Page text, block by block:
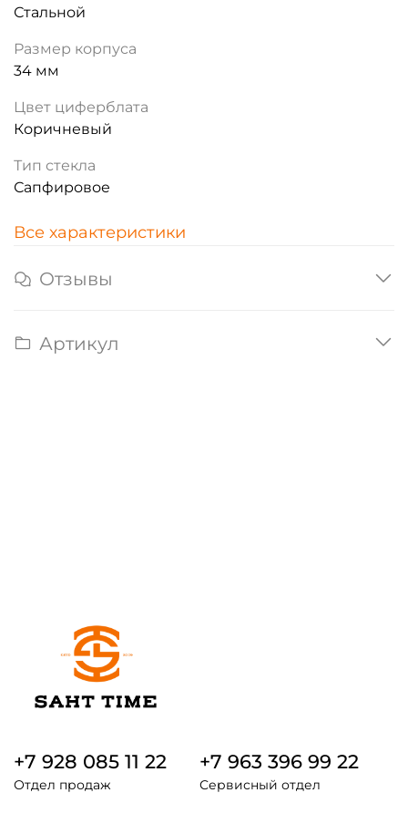
Стальной
Размер корпуса
34 мм
Цвет циферблата
Коричневый
Тип стекла
Сапфировое
Все характеристики
Отзывы
Артикул
+7 928 085 11 22
Отдел продаж
+7 963 396 99 22
Сервисный отдел